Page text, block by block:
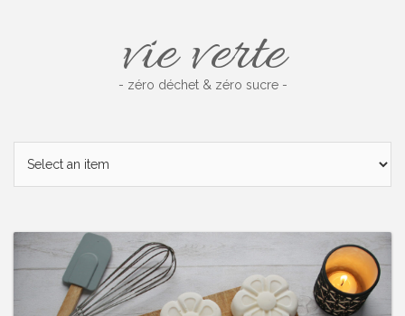
vie verte
- zéro déchet & zéro sucre -